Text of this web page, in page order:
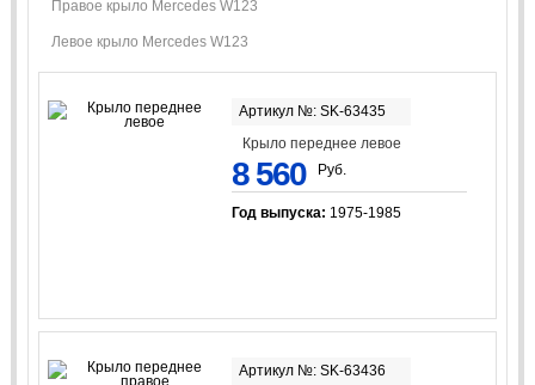
Правое крыло Mercedes W123
Левое крыло Mercedes W123
Артикул №: SK-63435
Крыло переднее левое
8 560 Руб.
Год выпуска: 1975-1985
Артикул №: SK-63436